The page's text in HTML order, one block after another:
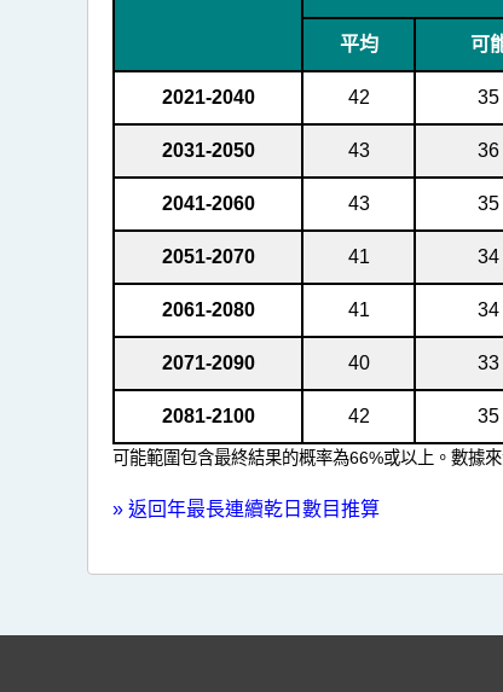
算
平均 可
2021-2040 42 35
2031-2050 43 36
2041-2060 43 35
2051-2070 41 34
2061-2080 41 34
2071-2090 40 33
2081-2100 42 35
可能範圍包含最終結果的概率為66%或以上。數據來
» 返回年最長連續乾日數目推算